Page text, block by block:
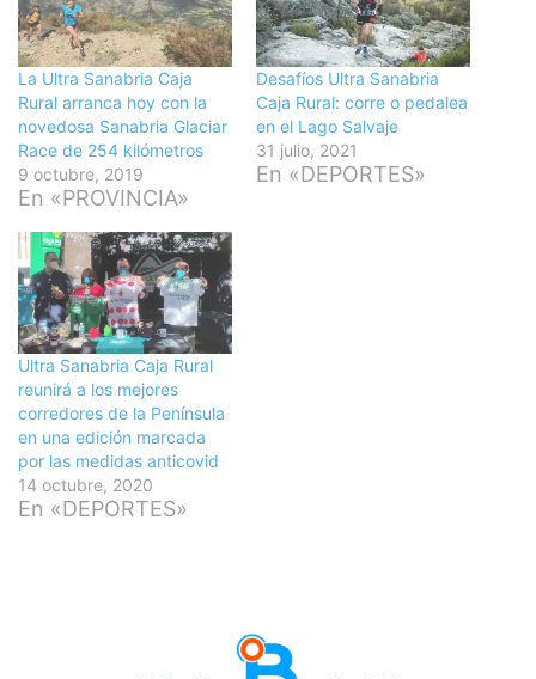
La Ultra Sanabria Caja
Rural arranca hoy con la
novedosa Sanabria Glaciar
Race de 254 kilómetros
9 octubre, 2019
En «PROVINCIA»
Desafíos Ultra Sanabria
Caja Rural: corre o pedalea
en el Lago Salvaje
31 julio, 2021
En «DEPORTES»
Ultra Sanabria Caja Rural
reunirá a los mejores
corredores de la Península
en una edición marcada
por las medidas anticovid
14 octubre, 2020
En «DEPORTES»